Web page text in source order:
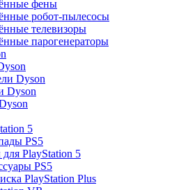
фены
робот-пылесосы
телевизоры
парогенераторы
Dyson
Dyson
5
PS5
PlayStation 5
PS5
PlayStation Plus